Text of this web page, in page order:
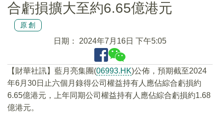
合虧損擴大至約6.65億港元
原創
日期： 2024年7月16日 下午5:05
【財華社訊】藍月亮集團(06993.HK)公佈，預期截至2024
年6月30日止六個月錄得公司權益持有人應佔綜合虧損約
6.65億港元，上年同期公司權益持有人應佔綜合虧損約1.68
億港元。